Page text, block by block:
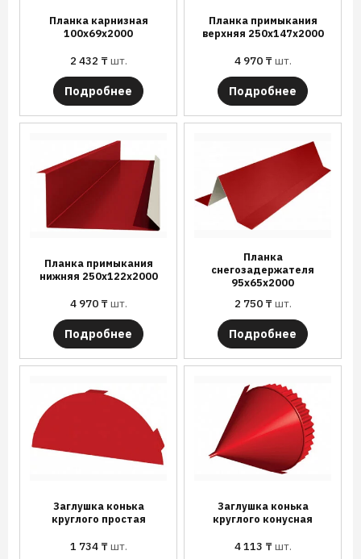
Планка карнизная
100х69х2000
2 432 ₸шт.
Подробнее
Планка примыкания
верхняя 250х147х2000
4 970 ₸шт.
Подробнее
Планка примыкания
нижняя 250х122х2000
4 970 ₸шт.
Подробнее
Планка
снегозадержателя
95х65х2000
2 750 ₸шт.
Подробнее
Заглушка конька
круглого простая
1 734 ₸шт.
Заглушка конька
круглого конусная
4 113 ₸шт.